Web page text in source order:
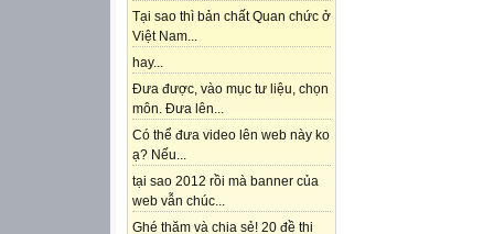
Tại sao thì bản chất Quan chức ở
Việt Nam...
hay...
Đưa được, vào mục tư liệu, chọn
môn. Đưa lên...
Có thể đưa video lên web này ko
ạ? Nếu...
tại sao 2012 rồi mà banner của
web vẫn chúc...
Ghé thăm và chia sẻ! 20 đề thi